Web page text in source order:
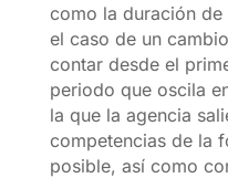
como la duración
el caso de un
contar desde el
periodo que oscila
la que la agencia
competencias de la
posible, así como